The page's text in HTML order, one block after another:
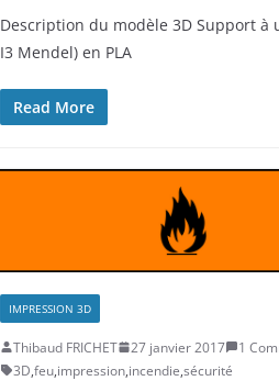
Description du modèle 3D Support à
I3 Mendel) en PLA
Read More
IMPRESSION 3D
Thibaud FRICHET 27 janvier 2017
1
3D,feu,impression,incendie,sécurité